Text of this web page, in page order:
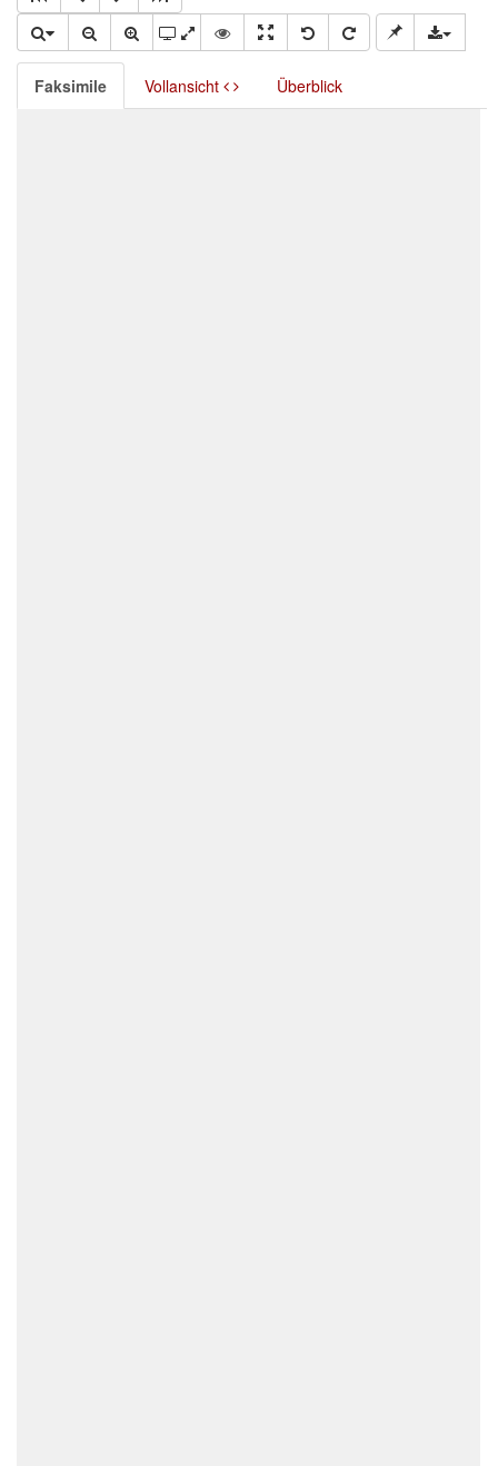
Faksimile Vollansicht Überblick